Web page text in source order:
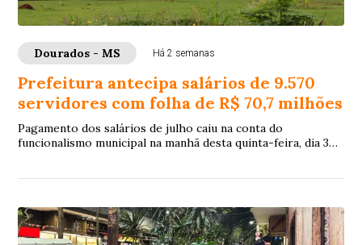
Dourados - MS Há 2 semanas
Prefeitura antecipa salários de 9.570
servidores com folha de R$ 70,7 milhões
Pagamento dos salários de julho caiu na conta do
funcionalismo municipal na manhã desta quinta-feira, dia 30